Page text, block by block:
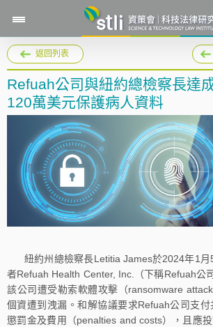
返回列表
Refuah公司與紐約總檢察長達
120萬美元保護病人資料
紐約州總檢察長Letitia James於2024年1
者Refuah Health Center, Inc.（下稱Refuah公
該公司遭受勒索軟體攻擊（ransomware
個資遭到洩漏。和解協議要求Refuah公司支
懲罰金及費用（penalties and costs），且應